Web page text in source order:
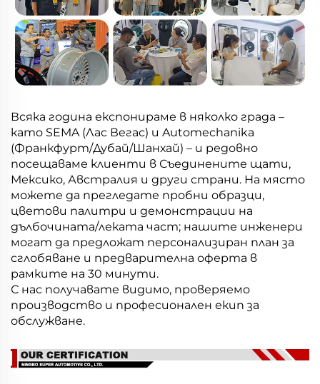
Всяка година експонираме в няколко града –
като SEMA (Лас Вегас) и Automechanika
(Франкфурт/Дубай/Шанхай) – и редовно
посещаваме клиенти в Съединените щати,
Мексико, Австралия и други страни. На място
можете да прегледате пробни образци,
цветови палитри и демонстрации на
дълбочината/леката част; нашите инженери
могат да предложат персонализиран план за
сглобяване и предварителна оферта в
рамките на 30 минути.
С нас получавате видимо, проверяемо
производство и професионален екип за
обслужване.